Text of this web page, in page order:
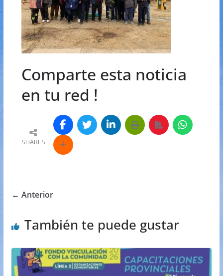
Comparte esta noticia
en tu red !
SHARES
← Anterior
También te puede gustar